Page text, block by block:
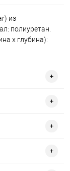
из
полиуретан.
х глубина):